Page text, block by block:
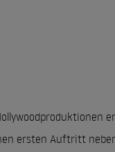
ersten Auftritt